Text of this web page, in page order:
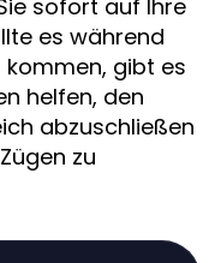
sofort auf Ihre
es während
kommen, gibt es
helfen, den
abzuschließen
zu